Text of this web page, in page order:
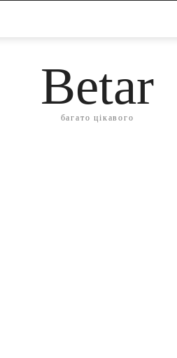
Betar
багато цікавого